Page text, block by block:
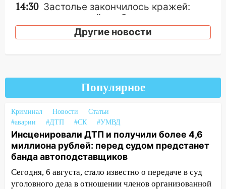
14:30 Застолье закончилось кражей:
ульяновец перевёл себе деньги с карты
знакомого
13:54 Хотел «подарить жене машину»,
но едва не отдал мошенникам 530
тысяч рублей
13:30
Пять встреч и почти 5 млн рублей:
ульяновский пенсионер отдал деньги
курьеру мошенников
13:16 На Московском шоссе Opel не
уступил дорогу и столкнулся с Kia:
водитель госпитализирован
Другие новости
Популярное
Криминал Новости
Статьи
#аварии
#ДТП #СК #УМВД
Инсценировали ДТП и получили более 4,6
миллиона рублей: перед судом предстанет
банда автоподставщиков
Сегодня, 6 августа, стало известно о передаче в суд
уголовного дела в отношении членов организованной